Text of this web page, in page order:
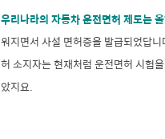
우리나라의 자동차 운전면허 제도는
워지면서 사설 면허증을 발급되었답
허 소지자는 현재처럼 운전면허 시험
았지요.